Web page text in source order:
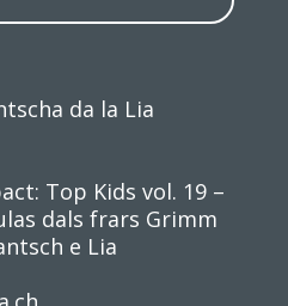
da la Lia
Top Kids vol. 19 –
dals frars Grimm
e Lia